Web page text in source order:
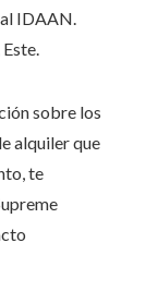
IDAAN.
sobre los
alquiler que
te